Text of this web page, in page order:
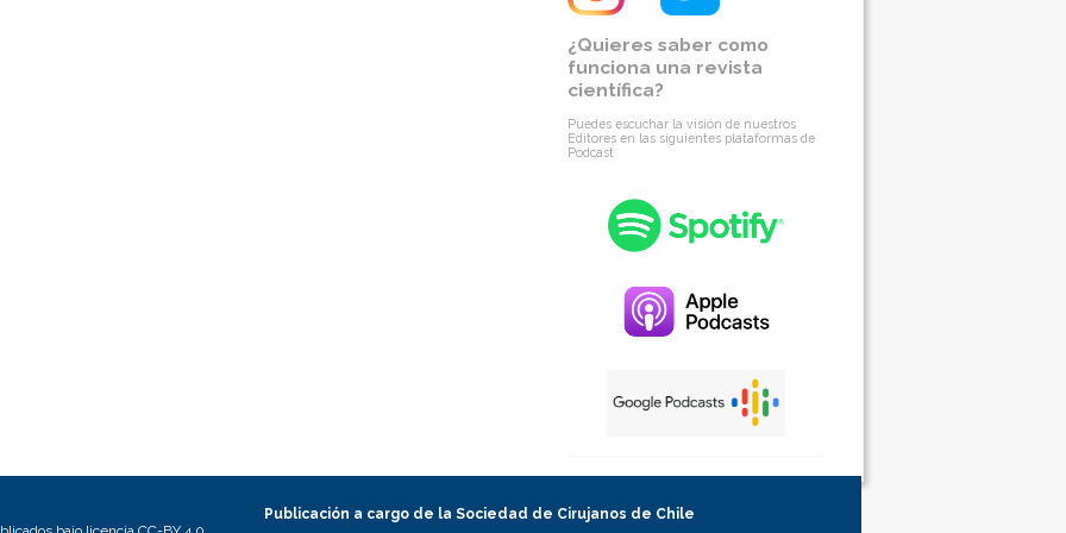
¿Quieres saber como
funciona una revista
científica?
Puedes escuchar la visión de nuestros
Editores en las siguientes plataformas de
Podcast
Publicación a cargo de la Sociedad de Cirujanos de Chile